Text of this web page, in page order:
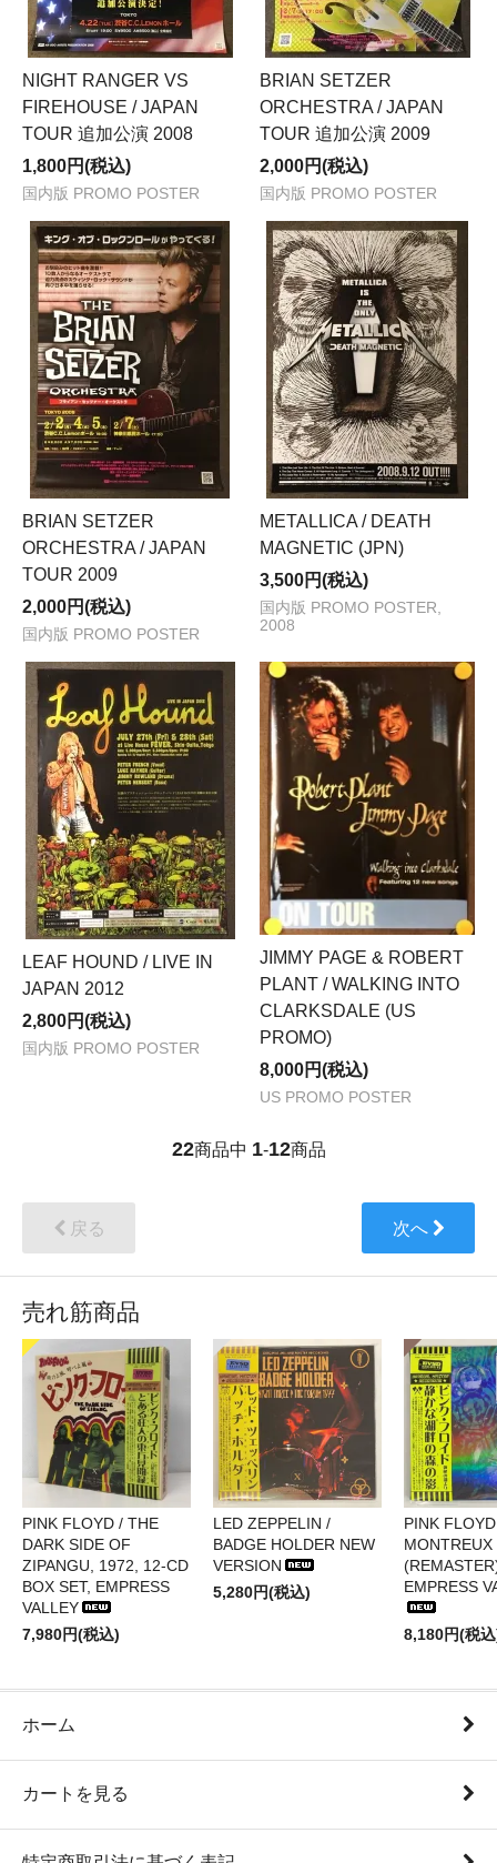
NIGHT RANGER VS
FIREHOUSE / JAPAN
TOUR 追加公演 2008
1,800円(税込)
国内版 PROMO POSTER
BRIAN SETZER
ORCHESTRA / JAPAN
TOUR 追加公演 2009
2,000円(税込)
国内版 PROMO POSTER
BRIAN SETZER
ORCHESTRA / JAPAN
TOUR 2009
2,000円(税込)
国内版 PROMO POSTER
METALLICA / DEATH
MAGNETIC (JPN)
3,500円(税込)
国内版 PROMO POSTER,
2008
LEAF HOUND / LIVE IN
JAPAN 2012
2,800円(税込)
国内版 PROMO POSTER
JIMMY PAGE & ROBERT
PLANT / WALKING INTO
CLARKSDALE (US
PROMO)
8,000円(税込)
US PROMO POSTER
22商品中 1-12商品
戻る 次へ
売れ筋商品
PINK FLOYD / THE
DARK SIDE OF
ZIPANGU, 1972, 12-CD
BOX SET, EMPRESS
VALLEY
7,980円(税込)
LED ZEPPELIN /
BADGE HOLDER NEW
VERSION
5,280円(税込)
PINK
MONTREUX
EMPRESS
8,180円(税
ホーム
カートを見る